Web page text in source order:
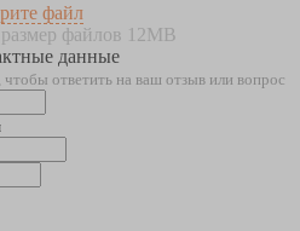
файл
файлов 12MB
данные
ответить на ваш отзыв или вопрос